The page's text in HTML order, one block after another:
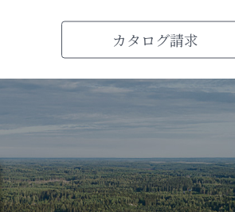
カタログ請求